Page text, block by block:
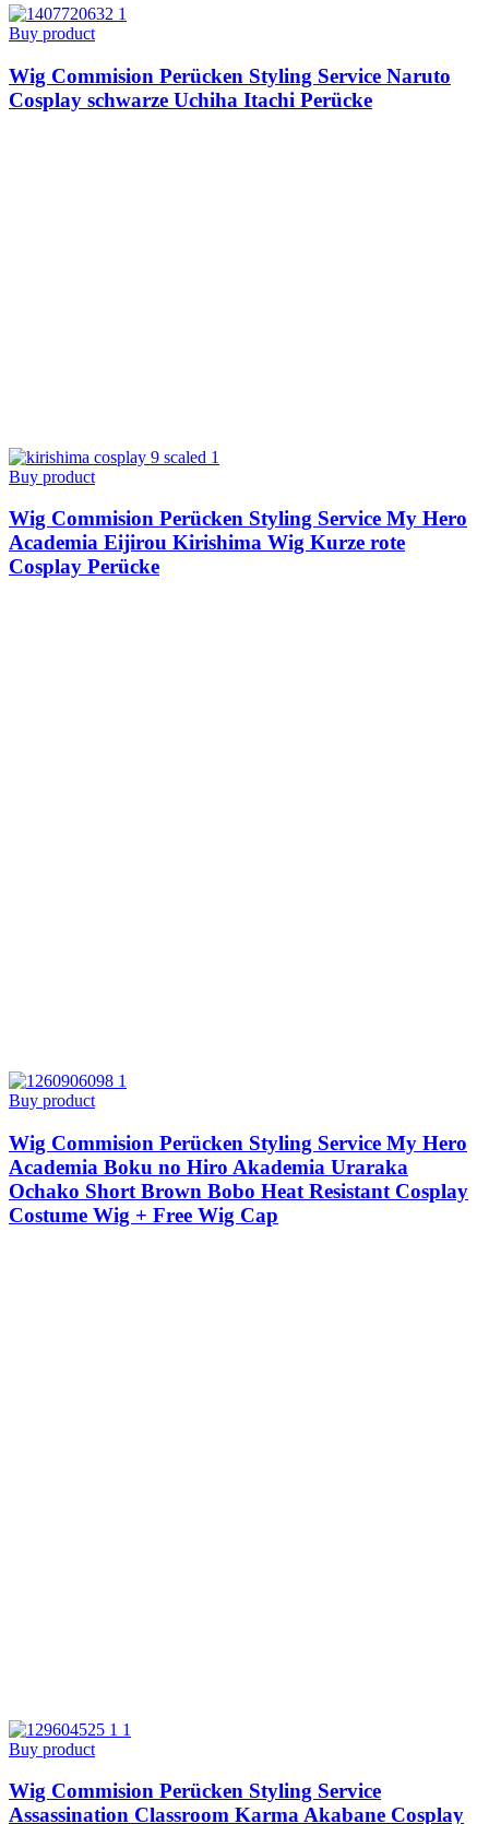
Buy product
Wig Commision Perücken Styling Service Naruto
Cosplay schwarze Uchiha Itachi Perücke
Buy product
Wig Commision Perücken Styling Service My Hero
Academia Eijirou Kirishima Wig Kurze rote
Cosplay Perücke
Buy product
Wig Commision Perücken Styling Service My Hero
Academia Boku no Hiro Akademia Uraraka
Ochako Short Brown Bobo Heat Resistant Cosplay
Costume Wig + Free Wig Cap
Buy product
Wig Commision Perücken Styling Service
Assassination Classroom Karma Akabane Cosplay